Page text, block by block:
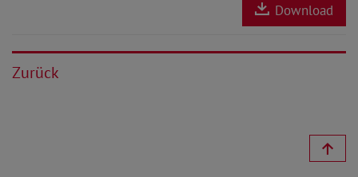
Download
Zurück